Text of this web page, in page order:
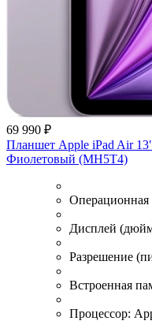
69 990 ₽
Планшет Apple iPad Air
Фиолетовый (MH5T4)
Операционная
Дисплей
Разрешение
Встроенная
Процессор: